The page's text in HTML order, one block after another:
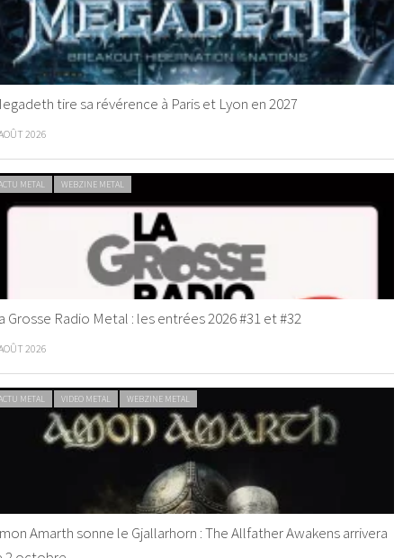
tire sa révérence à Paris et Lyon en 2027
2026
METAL WEBZINE METAL
Grosse Radio Metal : les entrées 2026 #31 et #32
2026
METAL VIDEO METAL WEBZINE METAL
Amarth sonne le Gjallarhorn : The Allfather Awakens arrivera